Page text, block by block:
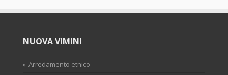
NUOVA VIMINI
Arredamento etnico